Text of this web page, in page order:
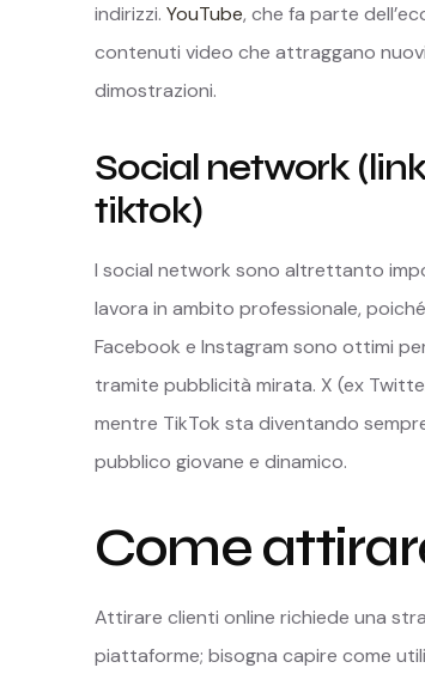
indirizzi. YouTube, che fa parte
contenuti video che attraggano
dimostrazioni.
Social network
tiktok)
I social network sono altrettanto
lavora in ambito professionale,
Facebook e Instagram sono ottimi
tramite pubblicità mirata. X (ex
mentre TikTok sta diventando
pubblico giovane e dinamico.
Come
Attirare clienti online richiede una
piattaforme; bisogna capire come